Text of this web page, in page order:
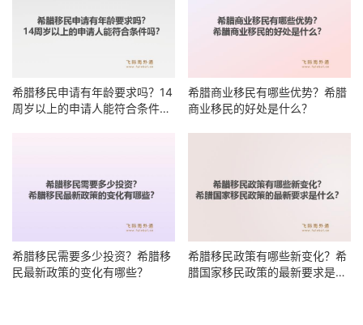
希腊移民申请有年龄要求吗？14
周岁以上的申请人能符合条件
希腊商业移民有哪些优势？希腊
商业移民的好处是什么？
希腊移民需要多少投资？希腊移
民最新政策的变化有哪些？
希腊移民政策有哪些新变化？希
腊国家移民政策的最新要求是什